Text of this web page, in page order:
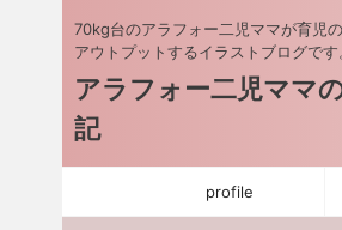
70kg台のアラフォー二児ママが育児
アウトプットするイラストブログです
アラフォー二児ママ
記
profile